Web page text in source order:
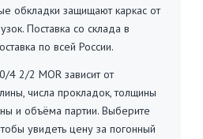
обкладки защищают каркас от
Поставка со склада в
по всей России.
4 2/2 MOR зависит от
числа прокладок, толщины
и объёма партии. Выберите
увидеть цену за погонный